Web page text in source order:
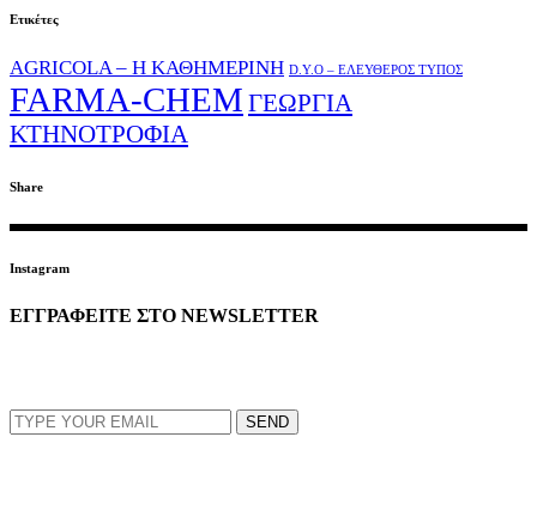
Ετικέτες
AGRICOLA – Η ΚΑΘΗΜΕΡΙΝΗ D.Y.O – ΕΛΕΥΘΕΡΟΣ ΤΥΠΟΣ
FARMA-CHEM ΓΕΩΡΓΙΑ
ΚΤΗΝΟΤΡΟΦΙΑ
Share
Instagram
ΕΓΓΡΑΦΕΙΤΕ ΣΤΟ NEWSLETTER